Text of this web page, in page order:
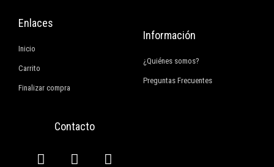
Enlaces
Inicio
Carrito
Finalizar compra
Información
¿Quiénes somos?
Preguntas Frecuentes
Contacto
F
I
W
E